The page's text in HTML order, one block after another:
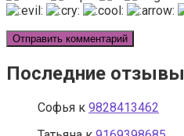
Последние отзывы
Софья к 9828413462